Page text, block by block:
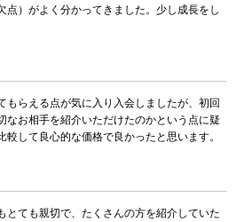
点）がよく分かってきました。少し成長をし
もらえる点が気に入り入会しましたが、初回
なお相手を紹介いただけたのかという点に疑
較して良心的な価格で良かったと思います。
とても親切で、たくさんの方を紹介していた